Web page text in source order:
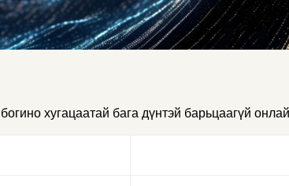
хугацаатай бага дүнтэй барьцаагүй